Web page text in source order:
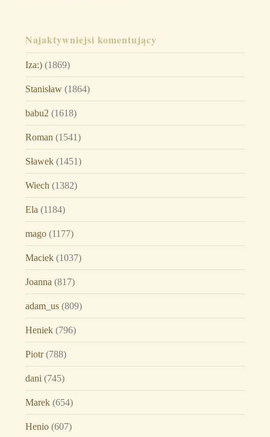
Najaktywniejsi komentujący
Iza:)(1869)
Stanisław(1864)
babu2 (1618)
Roman (1541)
Sławek(1451)
Wiech (1382)
Ela (1184)
mago(1177)
Maciek(1037)
Joanna (817)
adam_us(809)
Heniek(796)
Piotr(788)
dani (745)
Marek(654)
Henio(607)